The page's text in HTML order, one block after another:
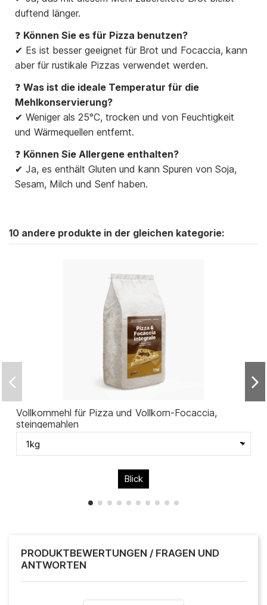
duftend länger.
❓ Können Sie es für Pizza benutzen?
✔ Es ist besser geeignet für Brot und Focaccia, kann
aber für rustikale Pizzas verwendet werden.
❓ Was ist die ideale Temperatur für die
Mehlkonservierung?
✔ Weniger als 25°C, trocken und von Feuchtigkeit
und Wärmequellen entfernt.
❓ Können Sie Allergene enthalten?
✔ Ja, es enthält Gluten und kann Spuren von Soja,
Sesam, Milch und Senf haben.
10 andere produkte in der gleichen kategorie:
Vollkornmehl für Pizza und Vollkorn-Focaccia,
steingemahlen
Blick
PRODUKTBEWERTUNGEN / FRAGEN UND
ANTWORTEN